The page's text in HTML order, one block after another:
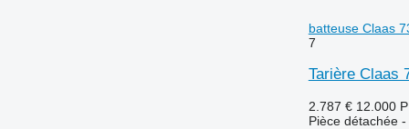
batteuse Claas
7
Tarière Claas
2.787 € 12.000
Pièce détachée